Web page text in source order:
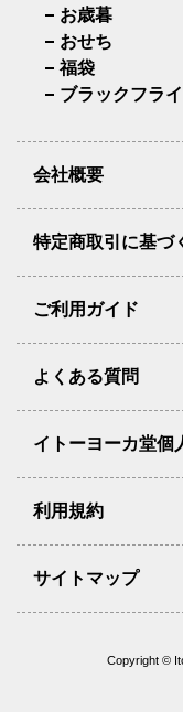
お歳暮
おせち
福袋
ブラックフラ
会社概要
特定商取引に基づ
ご利用ガイド
よくある質問
イトーヨーカ堂個
利用規約
サイトマップ
Copyright ©